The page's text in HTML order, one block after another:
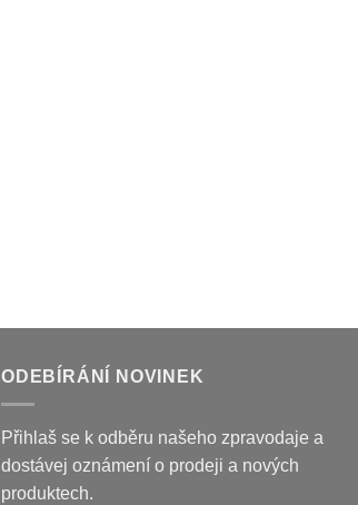
ODEBÍRÁNÍ NOVINEK
Přihlaš se k odběru našeho zpravodaje a
dostávej oznámení o prodeji a nových
produktech.